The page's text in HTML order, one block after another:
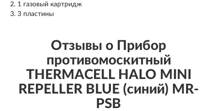
1 газовый картридж
3 пластины
Отзывы о Прибор
противомоскитный
THERMACELL HALO MINI
REPELLER BLUE (синий) MR-
PSB